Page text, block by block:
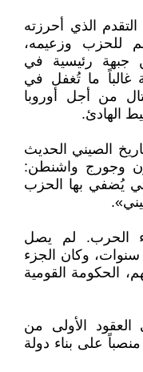
الذي أحرزته
للحزب وزعيمه،
جبهة رئيسية في
غالباً ما تُغفل في
من أجل أوروبا
الهادئ.
الصيني الحديث
وجورج واشنطن:
يُضفي بها الحزب
الحرب. لم يصل
سنوات، وكان الجزء
الحكومة القومية
الأولى من
على بناء دولة